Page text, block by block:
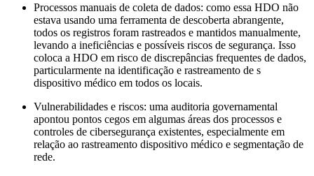
Processos manuais de coleta de dados: como essa HDO não
estava usando uma ferramenta de descoberta abrangente,
todos os registros foram rastreados e mantidos manualmente,
levando a ineficiências e possíveis riscos de segurança. Isso
coloca a HDO em risco de discrepâncias frequentes de dados,
particularmente na identificação e rastreamento de s
dispositivo médico em todos os locais.
Vulnerabilidades e riscos: uma auditoria governamental
apontou pontos cegos em algumas áreas dos processos e
controles de cibersegurança existentes, especialmente em
relação ao rastreamento dispositivo médico e segmentação de
rede.